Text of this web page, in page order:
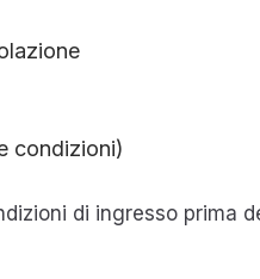
condizioni)
di ingresso prima